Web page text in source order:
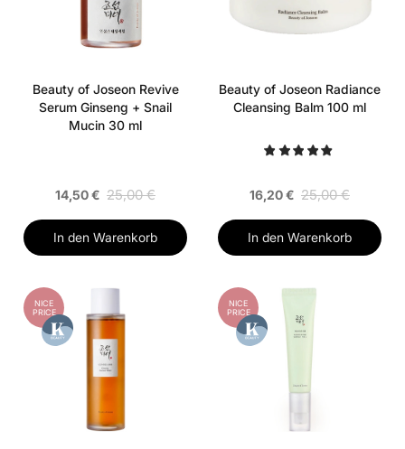
Beauty of Joseon Revive
Serum Ginseng + Snail
Mucin 30 ml
14,50 € 25,00 €
In den Warenkorb
Beauty of Joseon Radiance
Cleansing Balm 100 ml
16,20 € 25,00 €
In den Warenkorb
NICE
PRICE
NICE
PRICE